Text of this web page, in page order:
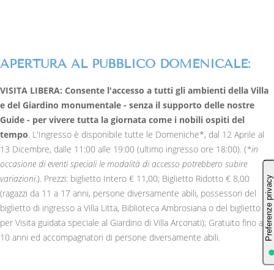
APERTURA AL PUBBLICO DOMENICALE:
VISITA LIBERA: Consente l'accesso a tutti gli ambienti della Villa
e del Giardino monumentale - senza il supporto delle nostre
Guide - per vivere tutta la giornata come i nobili ospiti del
tempo. L'Ingresso è disponibile tutte le Domeniche*, dal 12 Aprile al
13 Dicembre, dalle 11:00 alle 19:00 (ultimo ingresso ore 18:00). (*in
occasione di eventi speciali le modalità di accesso potrebbero subire
variazioni.). Prezzi: biglietto Intero € 11,00; Biglietto Ridotto € 8,00
(ragazzi da 11 a 17 anni, persone diversamente abili, possessori del
biglietto di ingresso a Villa Litta, Biblioteca Ambrosiana o del biglietto
per Visita guidata speciale al Giardino di Villa Arconati); Gratuito fino a
10 anni ed accompagnatori di persone diversamente abili.